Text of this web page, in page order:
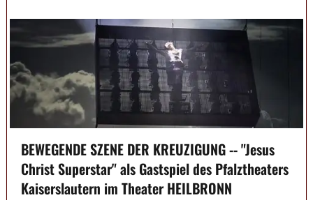
BEWEGENDE SZENE DER KREUZIGUNG -- "Jesus
Christ Superstar" als Gastspiel des Pfalztheaters
Kaiserslautern im Theater HEILBRONN